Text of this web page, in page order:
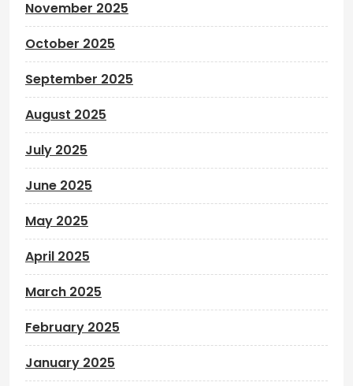
November 2025
October 2025
September 2025
August 2025
July 2025
June 2025
May 2025
April 2025
March 2025
February 2025
January 2025